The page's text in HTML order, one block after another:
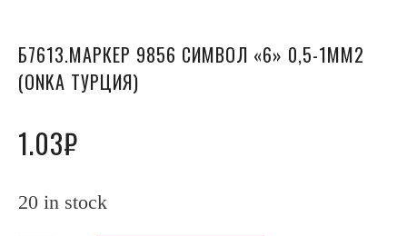
Б7613.МАРКЕР 9856 СИМВОЛ «6» 0,5-1ММ2
(ONKA ТУРЦИЯ)
1.03₽
20 in stock